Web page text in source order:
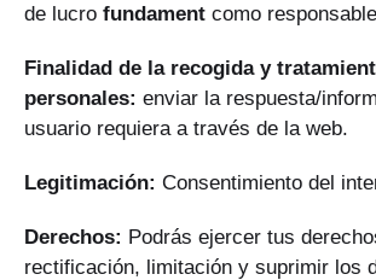
de lucro fundament como
Finalidad de la recogida y
personales: enviar la respuesta/
usuario requiera a través de la web.
Legitimación: Consentimiento del
Derechos: Podrás ejercer tus
rectificación, limitación y suprimir los